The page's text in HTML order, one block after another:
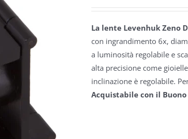
La lente Levenhuk Zeno
con ingrandimento 6x,
a luminosità regolabile e
alta precisione come
inclinazione è regolabile.
Acquistabile con il Buono